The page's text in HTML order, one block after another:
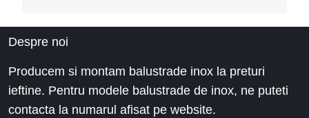
Despre noi
Producem si montam balustrade inox la preturi
ieftine. Pentru modele balustrade de inox, ne puteti
contacta la numarul afisat pe website.